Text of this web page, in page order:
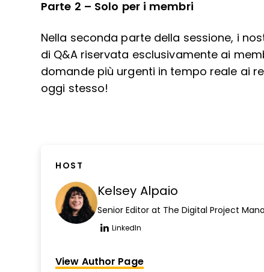
Parte 2 – Solo per i membri
Nella seconda parte della sessione, i
di Q&A riservata esclusivamente ai
domande più urgenti in tempo reale ai
oggi stesso!
HOST
Kelsey Alpaio
Senior Editor at The Digital Project
LinkedIn
Opens new window
View Author Page